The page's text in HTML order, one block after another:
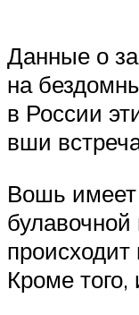
Данные о
на
в России
вши
Вошь
булавочной
происходит
Кроме